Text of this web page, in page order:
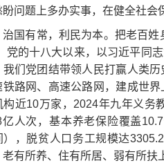
盼问题上多办实事，在健全社会
治国有常，利民为本。把老百
党的十八大以来，以习近平同
我们党团结带领人民打赢人类
铁路网、高速公路网，建成世
构近10万家，2024年九年义务
亿人次，基本养老保险覆盖
），脱贫人口务工规模达
老有所养、住有所居、弱有所扶